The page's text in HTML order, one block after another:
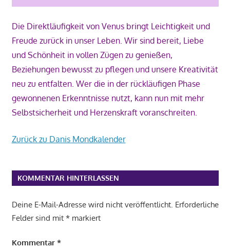
Die Direktläufigkeit von Venus bringt Leichtigkeit und
Freude zurück in unser Leben. Wir sind bereit, Liebe
und Schönheit in vollen Zügen zu genießen,
Beziehungen bewusst zu pflegen und unsere Kreativität
neu zu entfalten. Wer die in der rückläufigen Phase
gewonnenen Erkenntnisse nutzt, kann nun mit mehr
Selbstsicherheit und Herzenskraft voranschreiten.
Zurück zu Danis Mondkalender
KOMMENTAR HINTERLASSEN
Deine E-Mail-Adresse wird nicht veröffentlicht. Erforderliche
Felder sind mit *markiert
Kommentar *